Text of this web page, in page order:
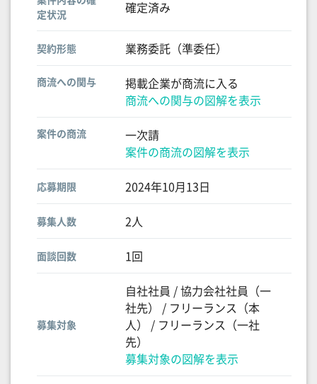
定状況
確定済み
契約形態 業務委託（準委任）
商流への関与
掲載企業が商流に入る
商流への関与の図解を表示
案件の商流
一次請
案件の商流の図解を表示
応募期限 2024年10月13日
募集人数 2人
面談回数 1回
募集対象
自社社員 / 協力会社社員（一
社先） / フリーランス（本
人） / フリーランス（一社
先）
募集対象の図解を表示